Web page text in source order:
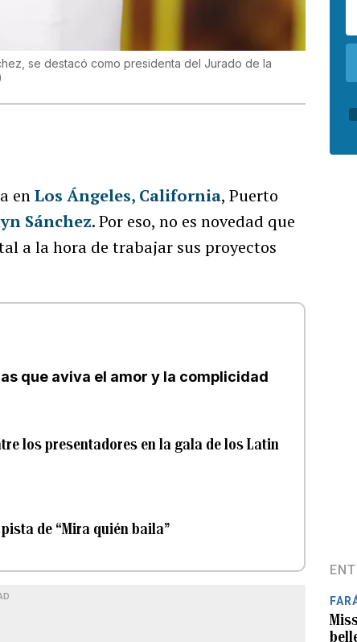
se destacó como presidenta del Jurado de la
enLos Ángeles, California, Puerto
Sánchez. Por eso, no es novedad que
a la hora de trabajar sus proyectos
que aviva el amor y la complicidad
los presentadores en la gala de los Latin
de “Mira quién baila”